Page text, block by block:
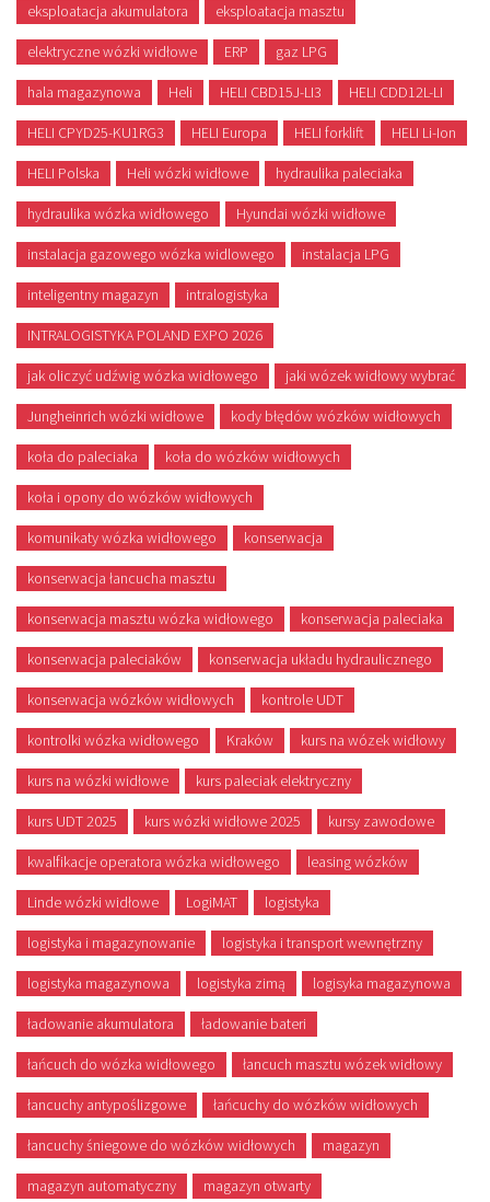
eksploatacja akumulatora eksploatacja masztu
elektryczne wózki widłowe ERP gaz LPG
hala magazynowa Heli HELI CBD15J-LI3 HELI CDD12L-LI
HELI CPYD25-KU1RG3 HELI Europa HELI forklift HELI Li-Ion
HELI Polska Heli wózki widłowe hydraulika paleciaka
hydraulika wózka widłowego Hyundai wózki widłowe
instalacja gazowego wózka widlowego instalacja LPG
inteligentny magazyn intralogistyka
INTRALOGISTYKA POLAND EXPO 2026
jak oliczyć udźwig wózka widłowego jaki wózek widłowy wybrać
Jungheinrich wózki widłowe kody błędów wózków widłowych
koła do paleciaka koła do wózków widłowych
koła i opony do wózków widłowych
komunikaty wózka widłowego konserwacja
konserwacja łancucha masztu
konserwacja masztu wózka widłowego konserwacja paleciaka
konserwacja paleciaków konserwacja układu hydraulicznego
konserwacja wózków widłowych kontrole UDT
kontrolki wózka widłowego Kraków kurs na wózek widłowy
kurs na wózki widłowe kurs paleciak elektryczny
kurs UDT 2025 kurs wózki widłowe 2025 kursy zawodowe
kwalfikacje operatora wózka widłowego leasing wózków
Linde wózki widłowe LogiMAT logistyka
logistyka i magazynowanie logistyka i transport wewnętrzny
logistyka magazynowa logistyka zimą logisyka magazynowa
ładowanie akumulatora ładowanie bateri
łańcuch do wózka widłowego łancuch masztu wózek widłowy
łancuchy antypoślizgowe łańcuchy do wózków widłowych
łancuchy śniegowe do wózków widłowych magazyn
magazyn automatyczny magazyn otwarty